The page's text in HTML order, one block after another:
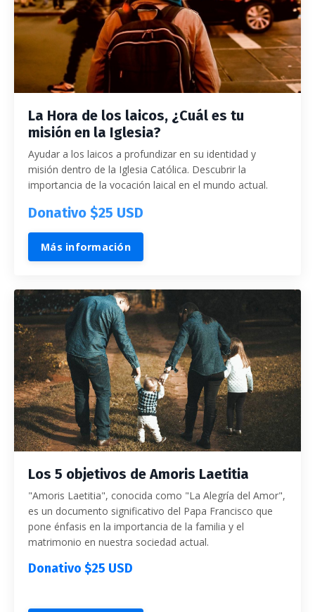
La Hora de los laicos, ¿Cuál es tu
misión en la Iglesia?
Ayudar a los laicos a profundizar en su identidad y
misión dentro de la Iglesia Católica. Descubrir la
importancia de la vocación laical en el mundo actual.
Donativo $25 USD
Más información
Los 5 objetivos de Amoris Laetitia
"Amoris Laetitia", conocida como "La Alegría del Amor",
es un documento significativo del Papa Francisco que
pone énfasis en la importancia de la familia y el
matrimonio en nuestra sociedad actual.
Donativo $25 USD